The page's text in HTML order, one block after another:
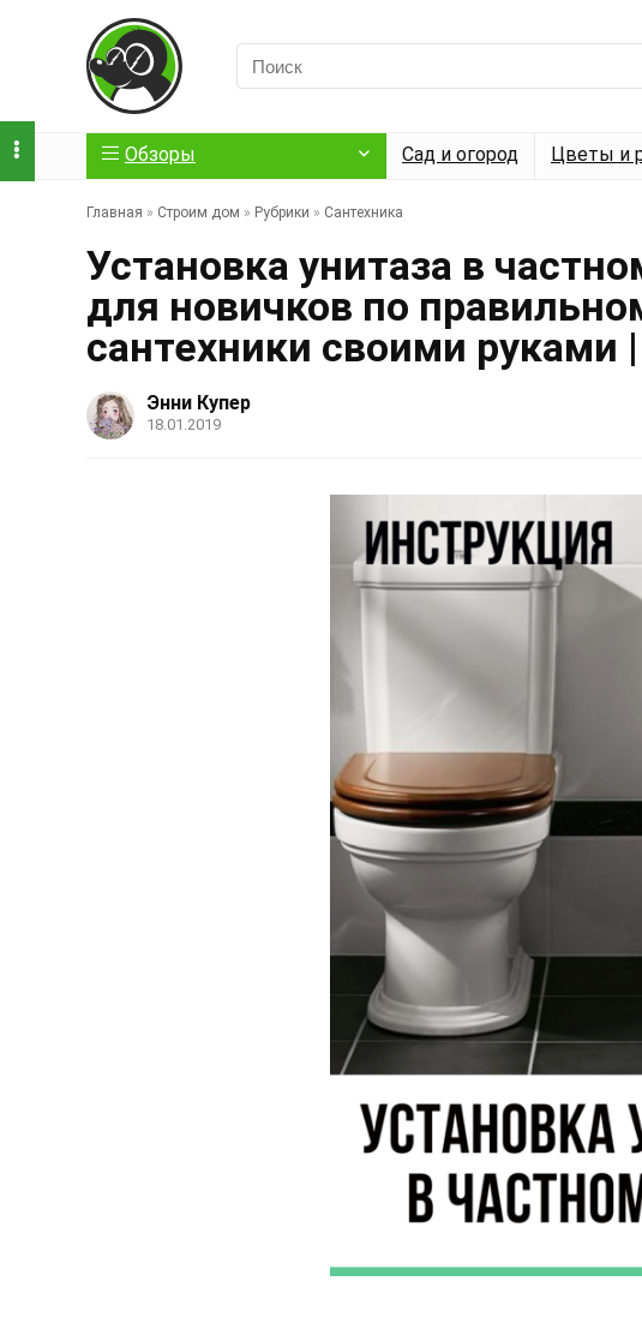
Обзоры Сад и огород Цветы и
Главная » Строим дом » Рубрики » Сантехника
Установка унитаза в
для новичков по
сантехники своими руками
Энни Купер
18.01.2019